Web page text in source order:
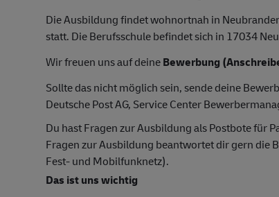
Die Ausbildung findet wohnortnah in
statt. Die Berufsschule befindet sich in 17034
Wir freuen uns auf deineBewerbung
Sollte das nicht möglich sein, sende deine
Deutsche Post AG, Service Center
Du hast Fragen zur Ausbildung als Postbote für
Fragen zur Ausbildung beantwortet dir gern die
Fest- und Mobilfunknetz).
Das ist uns wichtig